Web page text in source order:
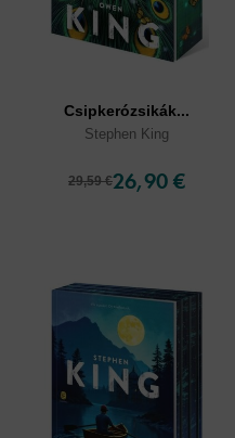
Csipkerózsikák...
Stephen King
29,59 €26,90 €